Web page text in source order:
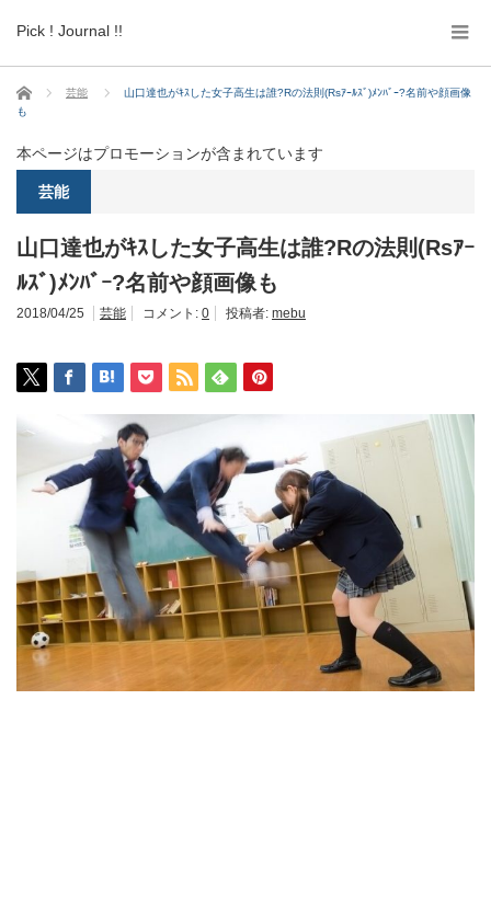
Pick ! Journal !!
ホーム 芸能
山口達也がｷｽした女子高生は誰?Rの法則(Rsｱｰﾙｽﾞ)ﾒﾝﾊﾞｰ?名前や顔画像
も
本ページはプロモーションが含まれています
芸能
山口達也がｷｽした女子高生は誰?Rの法則(Rsｱｰ
ﾙｽﾞ)ﾒﾝﾊﾞｰ?名前や顔画像も
2018/04/25 芸能 コメント: 0 投稿者: mebu